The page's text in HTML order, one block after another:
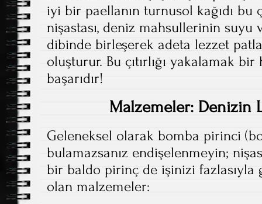
iyi bir paellanın turnusol kağıdı bu
nişastası, deniz mahsullerinin suyu
dibinde birleşerek adeta lezzet
oluşturur. Bu çıtırlığı yakalamak
başarıdır!
Malzemeler: Denizin
Geleneksel olarak bomba pirinci
bulamazsanız endişelenmeyin;
bir baldo pirinç de işinizi fazlasıyla
olan malzemeler: